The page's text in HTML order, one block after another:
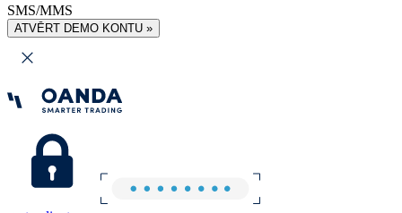
SMS/MMS
ATVĒRT DEMO KONTU »